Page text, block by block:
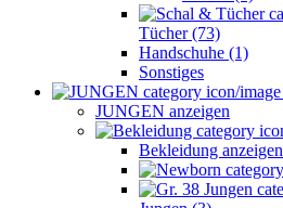
Tücher (73)
Handschuhe (1)
Sonstiges
JUNGEN anzeigen
Bekleidung anzeigen